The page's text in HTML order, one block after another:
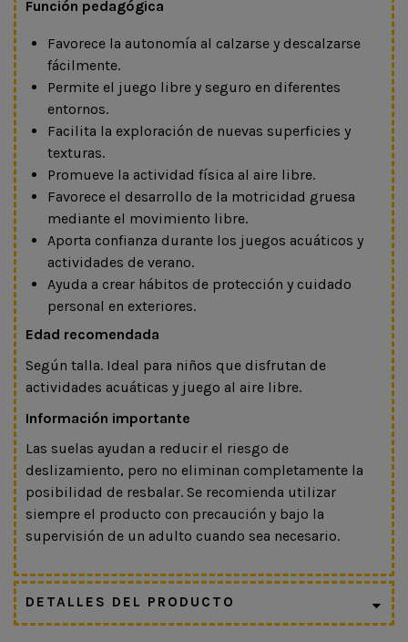
Función pedagógica
Favorece la autonomía al calzarse y descalzarse
fácilmente.
Permite el juego libre y seguro en diferentes
entornos.
Facilita la exploración de nuevas superficies y
texturas.
Promueve la actividad física al aire libre.
Favorece el desarrollo de la motricidad gruesa
mediante el movimiento libre.
Aporta confianza durante los juegos acuáticos y
actividades de verano.
Ayuda a crear hábitos de protección y cuidado
personal en exteriores.
Edad recomendada
Según talla. Ideal para niños que disfrutan de
actividades acuáticas y juego al aire libre.
Información importante
Las suelas ayudan a reducir el riesgo de
deslizamiento, pero no eliminan completamente la
posibilidad de resbalar. Se recomienda utilizar
siempre el producto con precaución y bajo la
supervisión de un adulto cuando sea necesario.
DETALLES DEL PRODUCTO